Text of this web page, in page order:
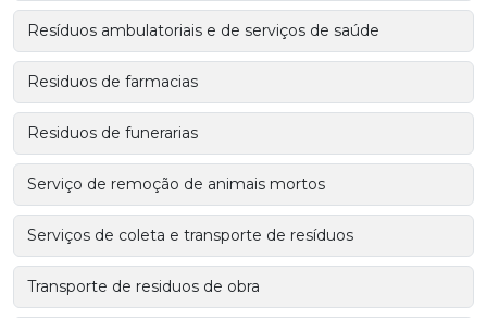
Resíduos ambulatoriais e de serviços de saúde
Residuos de farmacias
Residuos de funerarias
Serviço de remoção de animais mortos
Serviços de coleta e transporte de resíduos
Transporte de residuos de obra